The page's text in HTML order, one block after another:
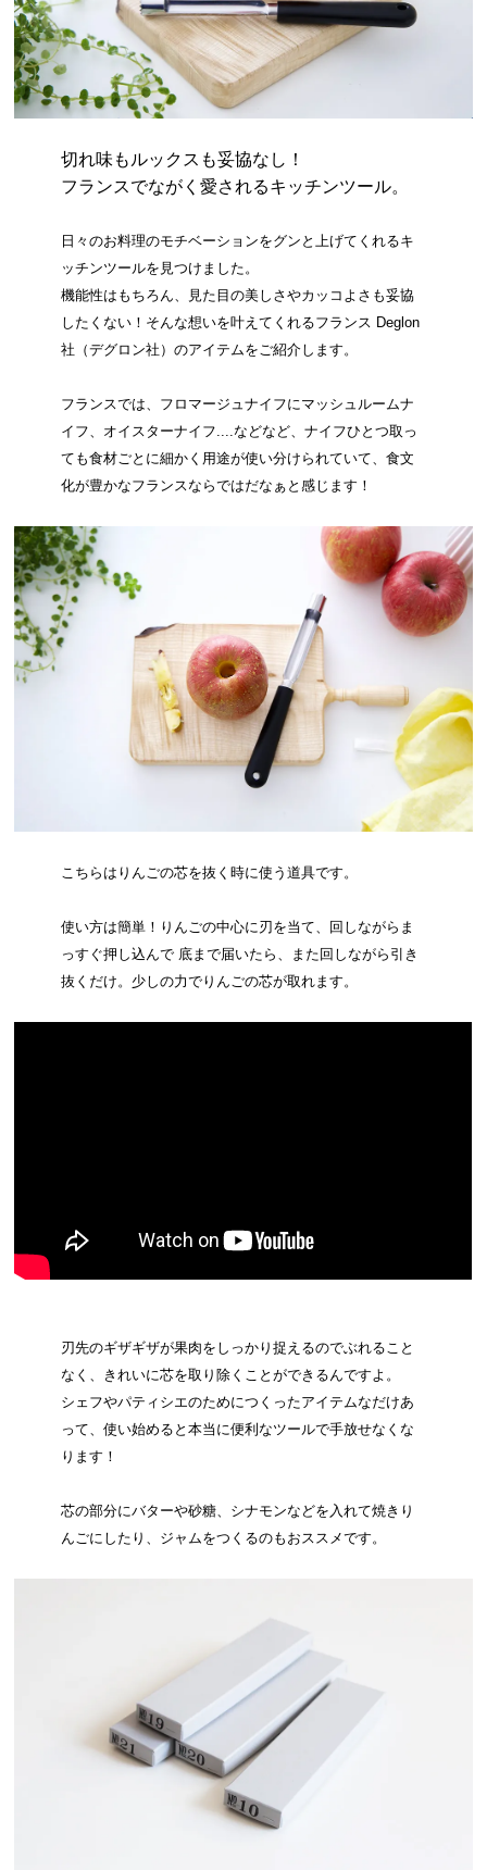
切れ味もルックスも妥協なし！
フランスでながく愛されるキッチンツール。
日々のお料理のモチベーションをグンと上げてくれるキ
ッチンツールを見つけました。
機能性はもちろん、見た目の美しさやカッコよさも妥協
したくない！そんな想いを叶えてくれるフランス Deglon
社（デグロン社）のアイテムをご紹介します。
フランスでは、フロマージュナイフにマッシュルームナ
イフ、オイスターナイフ....などなど、ナイフひとつ取っ
ても食材ごとに細かく用途が使い分けられていて、食文
化が豊かなフランスならではだなぁと感じます！
こちらはりんごの芯を抜く時に使う道具です。
使い方は簡単！りんごの中心に刃を当て、回しながらま
っすぐ押し込んで 底まで届いたら、また回しながら引き
抜くだけ。少しの力でりんごの芯が取れます。
刃先のギザギザが果肉をしっかり捉えるのでぶれること
なく、きれいに芯を取り除くことができるんですよ。
シェフやパティシエのためにつくったアイテムなだけあ
って、使い始めると本当に便利なツールで手放せなくな
ります！
芯の部分にバターや砂糖、シナモンなどを入れて焼きり
んごにしたり、ジャムをつくるのもおススメです。